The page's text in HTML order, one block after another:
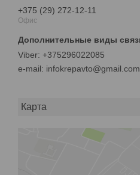
+375 (29) 272-12-11
Офис
+375296022085
e-mail
infokrepavto@gmail.com
Карта